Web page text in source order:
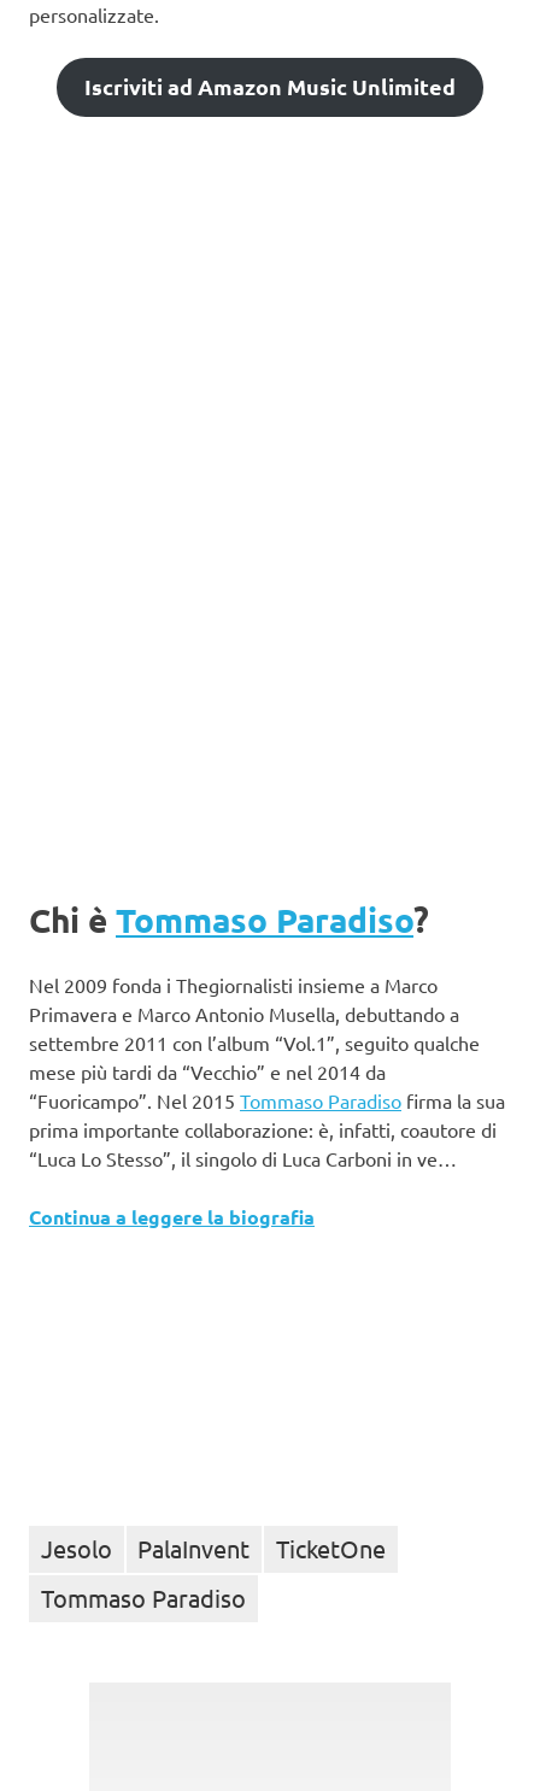
personalizzate.
Iscriviti ad Amazon Music Unlimited
Chi è Tommaso Paradiso?
Nel 2009 fonda i Thegiornalisti insieme a Marco
Primavera e Marco Antonio Musella, debuttando a
settembre 2011 con l’album “Vol.1”, seguito qualche
mese più tardi da “Vecchio” e nel 2014 da
“Fuoricampo”. Nel 2015 Tommaso Paradiso firma la sua
prima importante collaborazione: è, infatti, coautore di
“Luca Lo Stesso”, il singolo di Luca Carboni in ve…
Continua a leggere la biografia
Jesolo PalaInvent
TicketOne
Tommaso Paradiso